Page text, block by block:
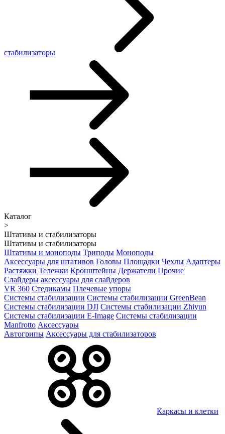
стабилизаторы
Каталог
>
Штативы и стабилизаторы
Штативы и стабилизаторы
Штативы и моноподы Триподы Моноподы
Аксессуары для штативов Головы Площадки Чехлы Адаптеры
Растяжки Тележки Кронштейны Держатели Прочие
Слайдеры аксессуары для слайдеров
VR 360 Стедикамы Плечевые упоры
Системы стабилизации Системы стабилизации GreenBean
Системы стабилизации DJI Системы стабилизации Zhiyun
Системы стабилизации E-Image Системы стабилизации
Manfrotto Аксессуары
Автогрипы Аксессуары для стабилизаторов
Каркасы и клетки